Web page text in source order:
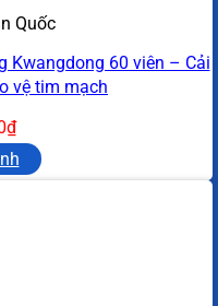
Quốc
Kwangdong 60 viên – Cải
vệ tim mạch
₫